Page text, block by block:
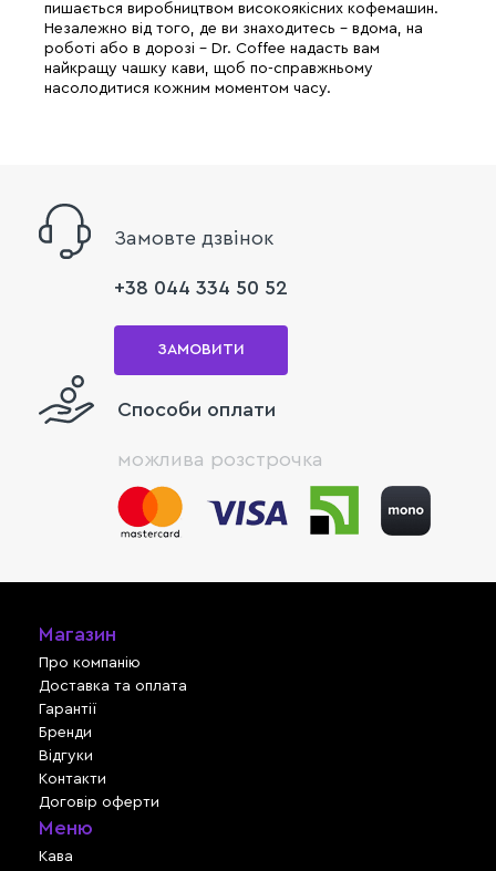
пишається виробництвом високоякісних кофемашин.
Незалежно від того, де ви знаходитесь - вдома, на
роботі або в дорозі - Dr. Coffee надасть вам
найкращу чашку кави, щоб по-справжньому
насолодитися кожним моментом часу.
Замовте дзвінок
+38 044 334 50 52
ЗАМОВИТИ
Способи оплати
можлива розстрочка
Магазин
Про компанію
Доставка та оплата
Гарантії
Бренди
Відгуки
Контакти
Договір оферти
Меню
Кава